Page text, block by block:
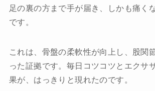
足の裏の方まで手が届き、しかも痛く
です。
これは、骨盤の柔軟性が向上し、股関
った証拠です。毎日コツコツとエクサ
果が、はっきりと現れたのです。